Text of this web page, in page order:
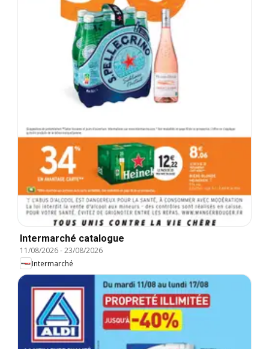
Intermarché catalogue
11/08/2026-23/08/2026
Intermarché